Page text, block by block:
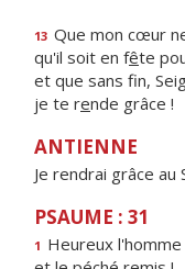
13 Que mon cœur
qu'il soit en fête
et que sans fin,
je te rende grâce !
ANTIENNE
Je rendrai grâce au
PSAUME : 31
1 Heureux